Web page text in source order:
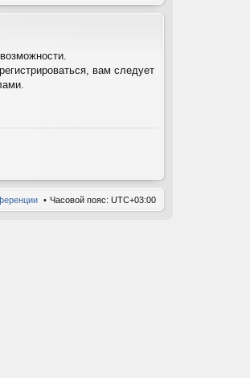
вам следует
Часовой пояс: UTC+03:00